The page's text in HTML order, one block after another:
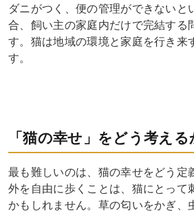
ダニがつく、便の管理ができないと
合、飼い主の家庭内だけで完結する
す。猫は地域の環境と家庭を行き来
す。
「猫の幸せ」をどう考える
最も難しいのは、猫の幸せをどう定
外を自由に歩くことは、猫にとって
かもしれません。草の匂いをかぎ、